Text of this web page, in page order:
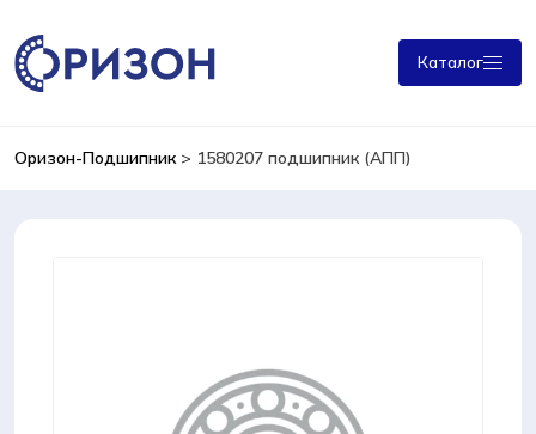
Каталог
Оризон-Подшипник> 1580207 подшипник (АПП)